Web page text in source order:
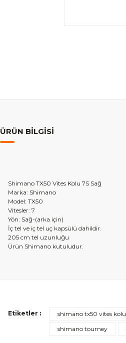
ÜRÜN BILGISI
Shimano TX50 Vites Kolu 7S Sağ
Marka: Shimano
Model: TX50
Vitesler: 7
Yön: Sağ-(arka için)
İç tel ve iç tel uç kapsülü dahildir.
205 cm tel uzunluğu
Ürün Shimano kutuludur.
Etiketler : shimano tx50 vites kolu
shimano tourney